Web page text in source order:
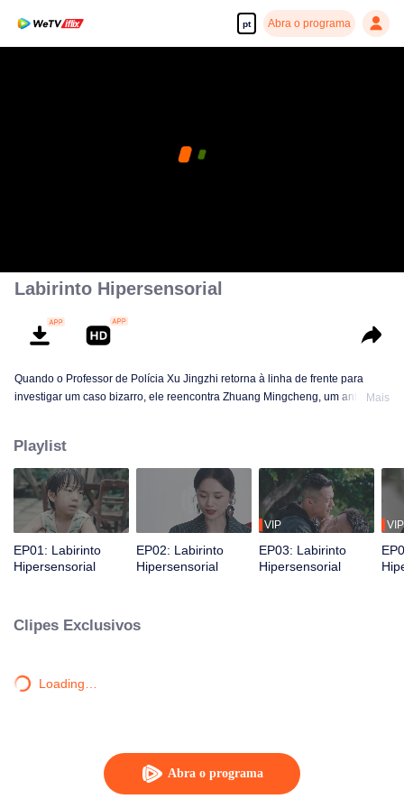
pt Abra o programa
Abra o programa
Labirinto Hipersensorial
Quando o Professor de Polícia Xu Jingzhi retorna à linha de frente para
investigar um caso bizarro, ele reencontra Zhuang Mingcheng, um antigoMais
Playlist
EP01: Labirinto
Hipersensorial
EP02: Labirinto
Hipersensorial
VIP
EP03: Labirinto
Hipersensorial
VIP
Clipes Exclusivos
Loading…